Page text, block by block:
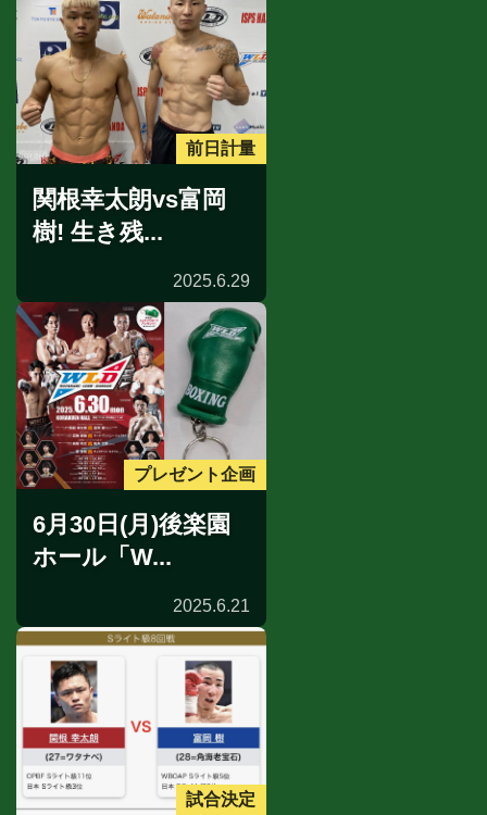
前日計量
関根幸太朗vs富岡
樹! 生き残...
2025.6.29
プレゼント企画
6月30日(月)後楽園
ホール「W...
2025.6.21
試合決定